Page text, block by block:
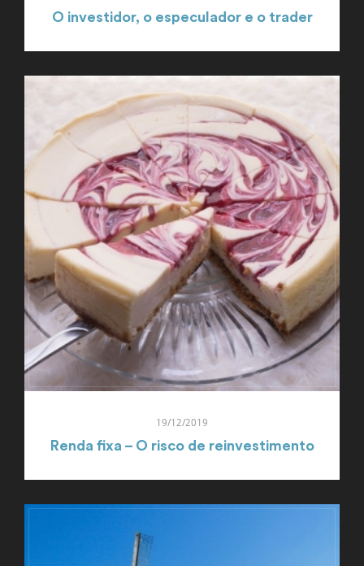
O investidor, o especulador e o trader
19/12/2019
Renda fixa – O risco de reinvestimento